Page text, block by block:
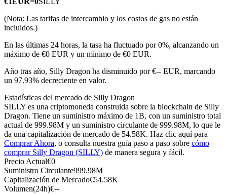
Futuros que utilizan USDC como garantía
(Nota: Las tarifas de intercambio y los costos de gas no están
incluidos.)
En las últimas 24 horas, la tasa ha fluctuado por 0%, alcanzando un
máximo de €0 EUR y un mínimo de €0 EUR.
Año tras año, Silly Dragon ha disminuido por €-- EUR, marcando
un 97.93% decreciente en valor.
Estadísticas del mercado de Silly Dragon
SILLY es una criptomoneda construida sobre la blockchain de Silly
Dragon. Tiene un suministro máximo de 1B, con un suministro total
actual de 999.98M y un suministro circulante de 999.98M, lo que le
da una capitalización de mercado de 54.58K. Haz clic aquí para
Comprar Ahora, o consulta nuestra guía paso a paso sobre cómo
comprar Silly Dragon (SILLY) de manera segura y fácil.
Precio Actual€0
Suministro Circulante999.98M
Capitalización de Mercado€54.58K
Volumen(24h)€--